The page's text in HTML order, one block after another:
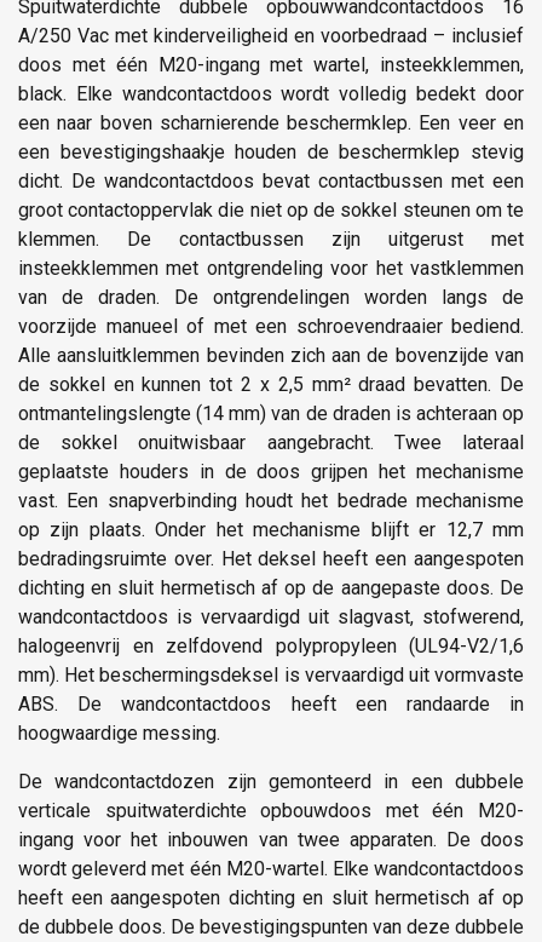
Spuitwaterdichte dubbele opbouwwandcontactdoos 16
A/250 Vac met kinderveiligheid en voorbedraad – inclusief
doos met één M20-ingang met wartel, insteekklemmen,
black. Elke wandcontactdoos wordt volledig bedekt door
een naar boven scharnierende beschermklep. Een veer en
een bevestigingshaakje houden de beschermklep stevig
dicht. De wandcontactdoos bevat contactbussen met een
groot contactoppervlak die niet op de sokkel steunen om te
klemmen. De contactbussen zijn uitgerust met
insteekklemmen met ontgrendeling voor het vastklemmen
van de draden. De ontgrendelingen worden langs de
voorzijde manueel of met een schroevendraaier bediend.
Alle aansluitklemmen bevinden zich aan de bovenzijde van
de sokkel en kunnen tot 2 x 2,5 mm² draad bevatten. De
ontmantelingslengte (14 mm) van de draden is achteraan op
de sokkel onuitwisbaar aangebracht. Twee lateraal
geplaatste houders in de doos grijpen het mechanisme
vast. Een snapverbinding houdt het bedrade mechanisme
op zijn plaats. Onder het mechanisme blijft er 12,7 mm
bedradingsruimte over. Het deksel heeft een aangespoten
dichting en sluit hermetisch af op de aangepaste doos. De
wandcontactdoos is vervaardigd uit slagvast, stofwerend,
halogeenvrij en zelfdovend polypropyleen (UL94-V2/1,6
mm). Het beschermingsdeksel is vervaardigd uit vormvaste
ABS. De wandcontactdoos heeft een randaarde in
hoogwaardige messing.
De wandcontactdozen zijn gemonteerd in een dubbele
verticale spuitwaterdichte opbouwdoos met één M20-
ingang voor het inbouwen van twee apparaten. De doos
wordt geleverd met één M20-wartel. Elke wandcontactdoos
heeft een aangespoten dichting en sluit hermetisch af op
de dubbele doos. De bevestigingspunten van deze dubbele